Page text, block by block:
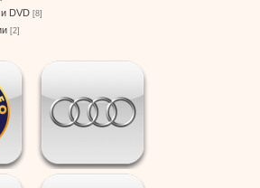
DVD [8]
[2]